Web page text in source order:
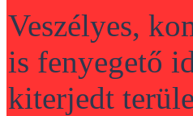
Veszélyes,
is fenyegető
kiterjedt